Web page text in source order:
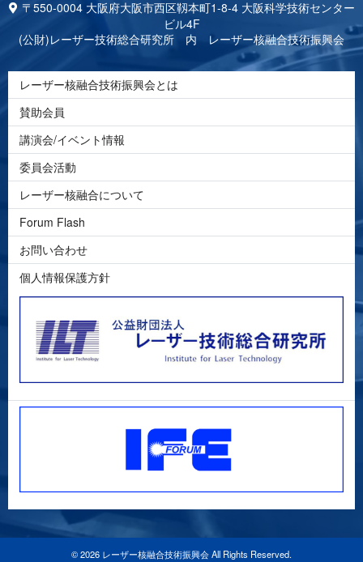
〒550-0004 大阪府大阪市西区靱本町1-8-4 大阪科学技術センター
ビル4F
(公財)レーザー技術総合研究所 内 レーザー核融合技術振興会
レーザー核融合技術振興会とは
賛助会員
講演会/イベント情報
委員会活動
レーザー核融合について
Forum Flash
お問い合わせ
個人情報保護方針
© 2026 レーザー核融合技術振興会 All Rights Reserved.